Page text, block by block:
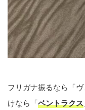
フリガナ振るなら「
けなら「ベントラクス